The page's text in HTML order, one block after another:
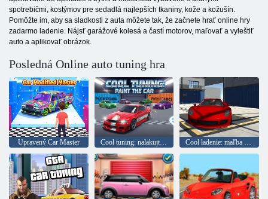
spotrebičmi, kostýmov pre sedadlá najlepších tkaniny, kože a kožušín.
Pomôžte im, aby sa sladkosti z auta môžete tak, že začnete hrať online hry
zadarmo ladenie. Nájsť garážové kolesá a častí motorov, maľovať a vyleštiť
auto a aplikovať obrázok.
Posledná Online auto tuning hra
Upravený Car Master Cool tuning: nalakujte auto